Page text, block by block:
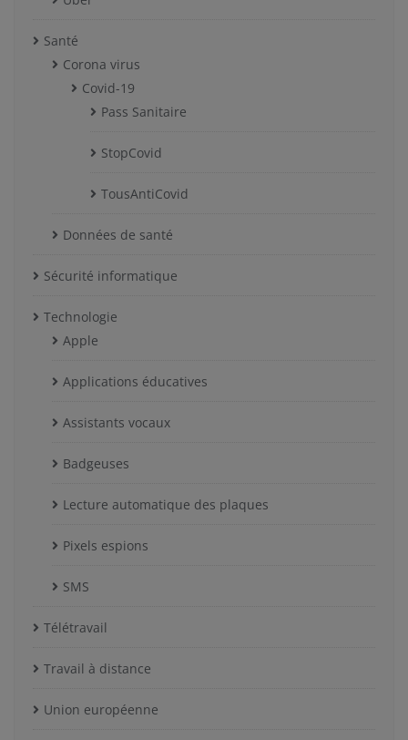
Santé
Corona virus
Covid-19
Pass Sanitaire
StopCovid
TousAntiCovid
Données de santé
Sécurité informatique
Technologie
Apple
Applications éducatives
Assistants vocaux
Badgeuses
Lecture automatique des plaques
Pixels espions
SMS
Télétravail
Travail à distance
Union européenne